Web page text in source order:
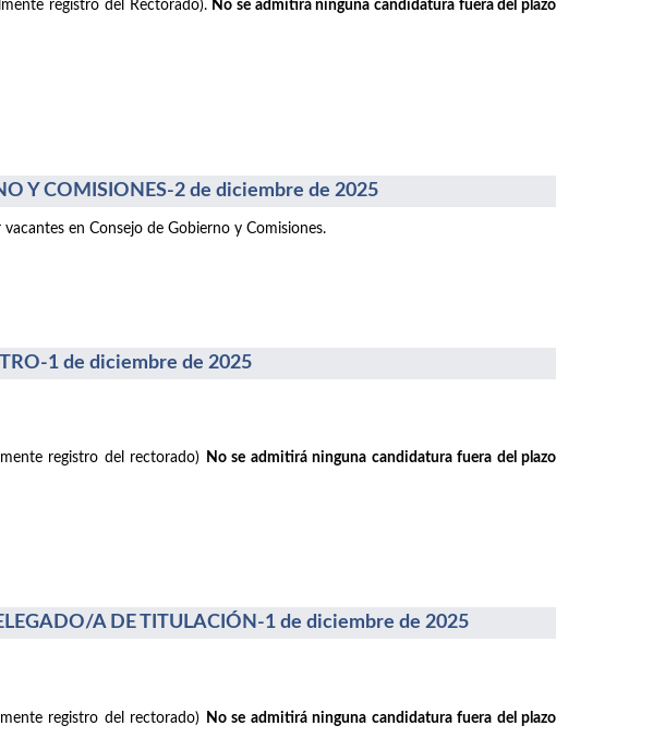
registro del Rectorado). No se admitirá ninguna candidatura fuera del plazo
Y COMISIONES-2 de diciembre de 2025
en Consejo de Gobierno y Comisiones.
1 de diciembre de 2025
registro del rectorado)
No se admitirá ninguna candidatura fuera del plazo
A DE TITULACIÓN-1 de diciembre de 2025
registro del rectorado)
No se admitirá ninguna candidatura fuera del plazo